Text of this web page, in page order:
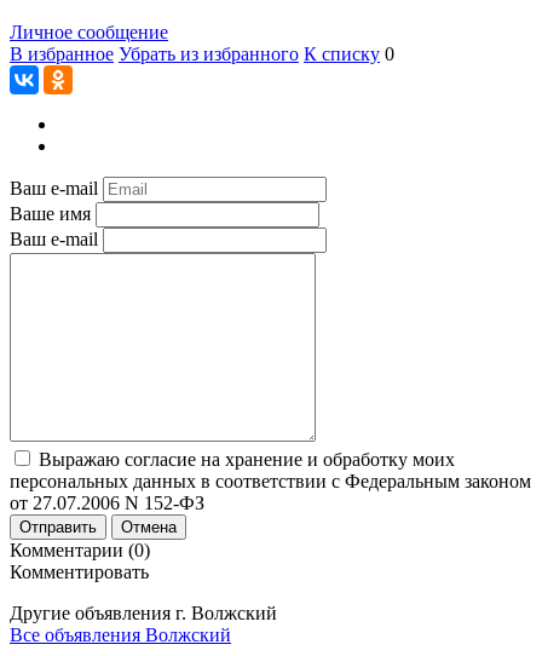
Личное сообщение
В избранное Убрать из избранного К списку 0
Ваш e-mail
Ваше имя
Ваш e-mail
Выражаю согласие на хранение и обработку моих
персональных данных в соответствии с Федеральным законом
от 27.07.2006 N 152-ФЗ
Отправить Отмена
Комментарии (0)
Комментировать
Другие объявления г. Волжский
Все объявления Волжский